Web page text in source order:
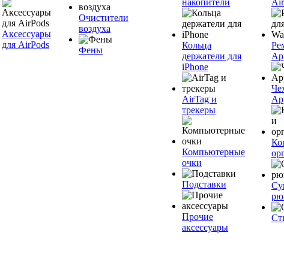
Аксессуары
для AirPods
Очистители
воздуха
Фены
накопители
Кольца
держатели для
iPhone
AirTag и
трекеры
Компьютерные
очки
Подставки
Прочие
аксессуары